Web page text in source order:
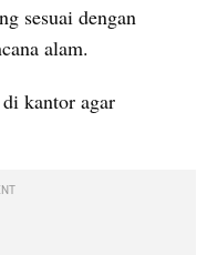
sesuai dengan
alam.
kantor agar